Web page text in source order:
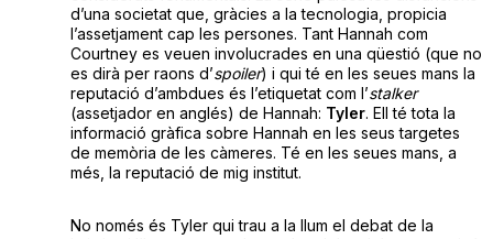
d’una societat que, gràcies a la tecnologia, propicia
l’assetjament cap les persones. Tant Hannah com
Courtney es veuen involucrades en una qüestió (que no
es dirà per raons d’spoiler) i qui té en les seues mans la
reputació d’ambdues és l’etiquetat com l’stalker
(assetjador en anglés) de Hannah: Tyler. Ell té tota la
informació gràfica sobre Hannah en les seus targetes
de memòria de les càmeres. Té en les seues mans, a
més, la reputació de mig institut.
No només és Tyler qui trau a la llum el debat de la